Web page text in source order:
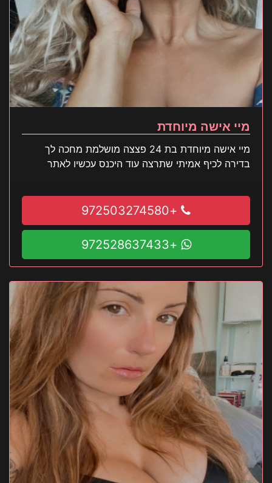
מיי אישה מיוחדת
מיי אישה מיוחדת בת 24 פצצה מושלמת מחכה לך
בדירה לכיף אמיתי שתרצה עוד היכנס עכשיו לאתר
+972503274580
+972528637433